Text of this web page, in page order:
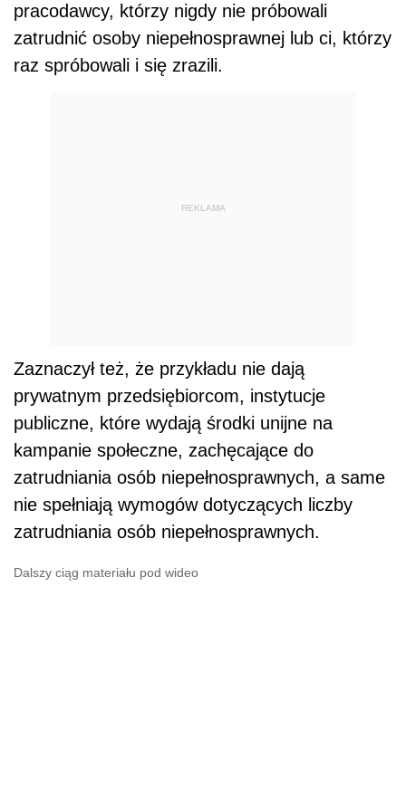
pracodawcy, którzy nigdy nie próbowali
zatrudnić osoby niepełnosprawnej lub ci, którzy
raz spróbowali i się zrazili.
REKLAMA
Zaznaczył też, że przykładu nie dają
prywatnym przedsiębiorcom, instytucje
publiczne, które wydają środki unijne na
kampanie społeczne, zachęcające do
zatrudniania osób niepełnosprawnych, a same
nie spełniają wymogów dotyczących liczby
zatrudniania osób niepełnosprawnych.
Dalszy ciąg materiału pod wideo